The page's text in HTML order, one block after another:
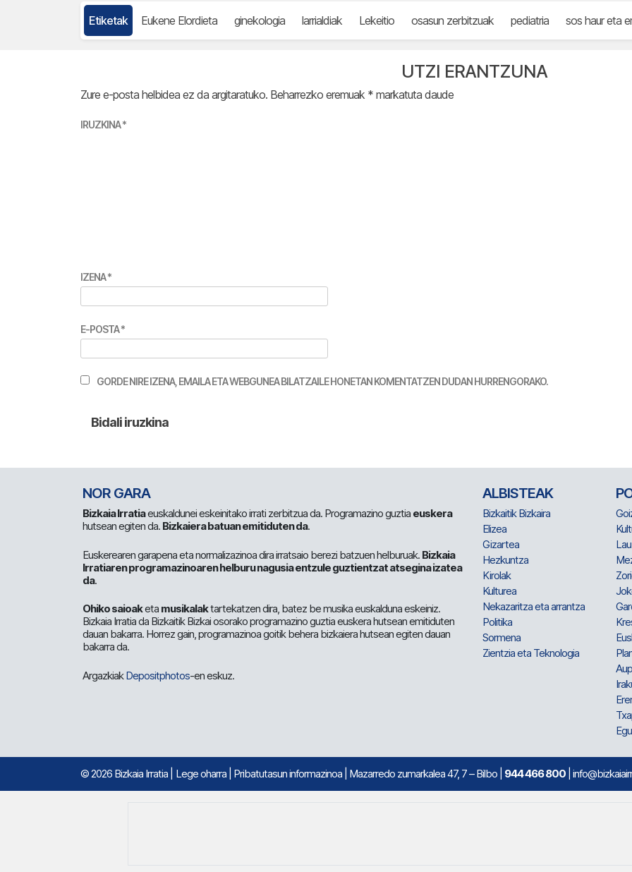
Etiketak Eukene Elordieta ginekologia larrialdiak Lekeitio osasun zerbitzuak pediatria sos haur eta
UTZI ERANTZUNA
Zure e-posta helbidea ez da argitaratuko. Beharrezko eremuak * markatuta daude
IRUZKINA*
IZENA*
E-POSTA*
GORDE NIRE IZENA, EMAILA ETA WEBGUNEA BILATZAILE HONETAN KOMENTATZEN DUDAN HURRENGORAKO.
NOR GARA
Bizkaia Irratiaeuskaldunei eskeinitako irrati zerbitzua da. Programazino guztia euskera
hutsean egiten da. Bizkaiera batuan emitiduten da.
Euskerearen garapena eta normalizazinoa dira irratsaio berezi batzuen helburuak. Bizkaia
Irratiaren programazinoaren helburu nagusia entzule guztientzat atsegina izatea
da.
Ohiko saioaketa musikalaktartekatzen dira, batez be musika euskalduna eskeiniz.
Bizkaia Irratia da Bizkaitik Bizkai osorako programazino guztia euskera hutsean emitiduten
dauan bakarra. Horrez gain, programazinoa goitik behera bizkaiera hutsean egiten dauan
bakarra da.
ArgazkiakDepositphotos-en eskuz.
ALBISTEAK
Bizkaitik Bizkaira
Elizea
Gizartea
Hezkuntza
Kirolak
Kulturea
Nekazaritza eta arrantza
Politika
Sormena
Zientzia eta Teknologia
© 2026 Bizkaia Irratia Lege oharra Pribatutasun informazinoa | Mazarredo zumarkalea 47, 7 – Bilbo | 944 466 800 |